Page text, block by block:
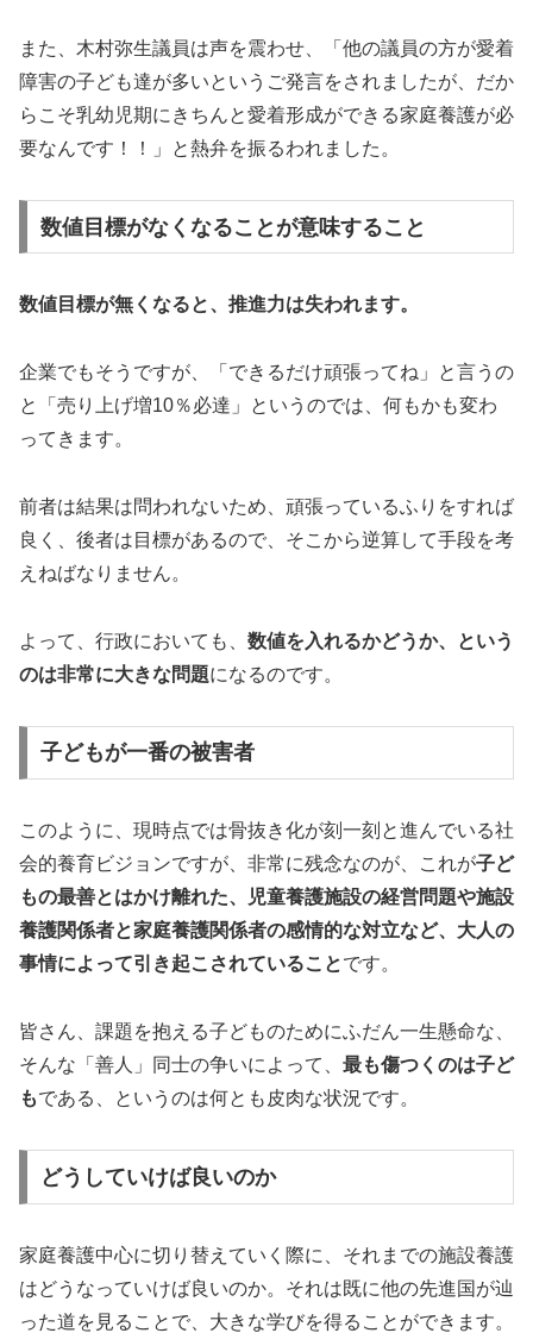
また、木村弥生議員は声を震わせ、「他の議員の方が愛着
障害の子ども達が多いというご発言をされましたが、だか
らこそ乳幼児期にきちんと愛着形成ができる家庭養護が必
要なんです！！」と熱弁を振るわれました。
数値目標がなくなることが意味すること
数値目標が無くなると、推進力は失われます。
企業でもそうですが、「できるだけ頑張ってね」と言うの
と「売り上げ増10％必達」というのでは、何もかも変わ
ってきます。
前者は結果は問われないため、頑張っているふりをすれば
良く、後者は目標があるので、そこから逆算して手段を考
えねばなりません。
よって、行政においても、 数値を入れるかどうか、という
のは非常に大きな問題になるのです。
子どもが一番の被害者
このように、現時点では骨抜き化が刻一刻と進んでいる社
会的養育ビジョンですが、非常に残念なのが、これが子ど
もの最善とはかけ離れた、児童養護施設の経営問題や施設
養護関係者と家庭養護関係者の感情的な対立など、大人の
事情によって引き起こされていることです。
皆さん、課題を抱える子どものためにふだん一生懸命な、
そんな「善人」同士の争いによって、 最も傷つくのは子ど
もである、というのは何とも皮肉な状況です。
どうしていけば良いのか
家庭養護中心に切り替えていく際に、それまでの施設養護
はどうなっていけば良いのか。それは既に他の先進国が辿
った道を見ることで、大きな学びを得ることができます。